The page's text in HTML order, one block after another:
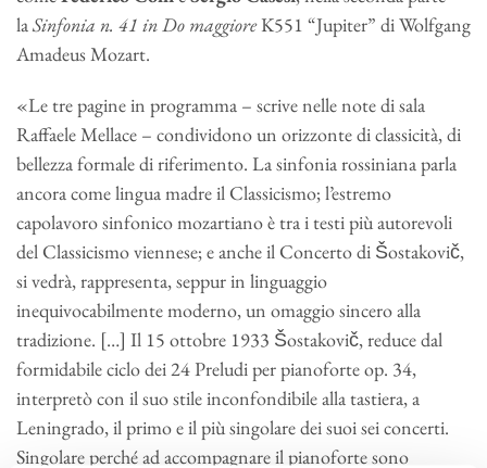
laSinfonia n. 41 in Do maggioreK551 “Jupiter” di Wolfgang
Amadeus Mozart.
«Le tre pagine in programma – scrive nelle note di sala
Raffaele Mellace – condividono un orizzonte di classicità, di
bellezza formale di riferimento. La sinfonia rossiniana parla
ancora come lingua madre il Classicismo; l’estremo
capolavoro sinfonico mozartiano è tra i testi più autorevoli
del Classicismo viennese; e anche il Concerto di Šostakovič,
si vedrà, rappresenta, seppur in linguaggio
inequivocabilmente moderno, un omaggio sincero alla
tradizione. […] Il 15 ottobre 1933 Šostakovič, reduce dal
formidabile ciclo dei 24 Preludi per pianoforte op. 34,
interpretò con il suo stile inconfondibile alla tastiera, a
Leningrado, il primo e il più singolare dei suoi sei concerti.
Singolare perché ad accompagnare il pianoforte sono